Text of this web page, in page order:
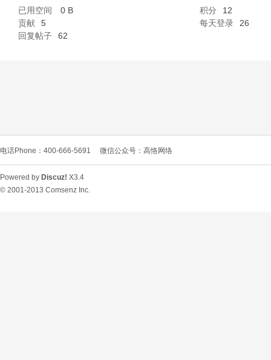
L
已用空间
0 B 积分
12
贡献
5 每天登录
26
回复帖子
62
电话Phone：400-666-5691 微信公众号：高恪网络
Powered by Discuz! X3.4
© 2001-2013 Comsenz Inc.